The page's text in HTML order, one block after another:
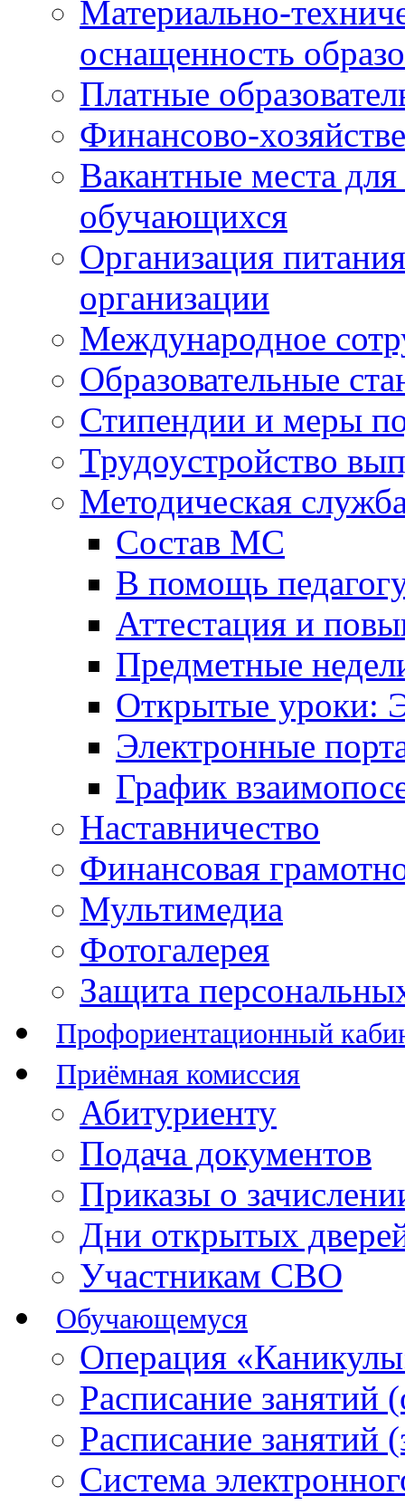
Материально-
оснащенность
Платные
Финансово-
Вакантные места
обучающихся
Организация
организации
Международное
Образовательные
Стипендии и меры
Трудоустройство
Методическая
Состав МС
В помощь
Аттестация и
Предметные
Открытые уроки:
Электронные
График
Наставничество
Финансовая
Мультимедиа
Фотогалерея
Защита
Профориентационный
Приёмная комиссия
Абитуриенту
Подача документов
Приказы о
Дни открытых
Участникам СВО
Обучающемуся
Операция
Расписание занятий
Расписание занятий
Система